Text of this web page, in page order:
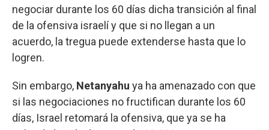
negociar durante los 60 días dicha transición al final
de la ofensiva israelí y que si no llegan a un
acuerdo, la tregua puede extenderse hasta que lo
logren.
Sin embargo, Netanyahu ya ha amenazado con que
si las negociaciones no fructifican durante los 60
días, Israel retomará la ofensiva, que ya se ha